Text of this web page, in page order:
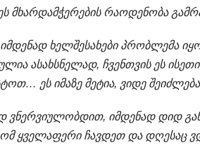
მხარდამჭერების რაოდენობა
იმდენად ხელშესახები პრობლემა
ასახსნელად, ჩვენთვის ეს
ეს იმაზე მეტია, ვიდე
ვნერვიულობდით, იმდენად დიდ
ყველაფერი ჩავდეთ და დღესაც